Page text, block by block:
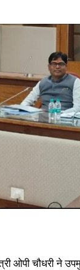
ओपी चौधरी ने